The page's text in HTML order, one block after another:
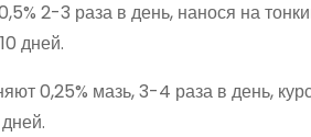
2-3 раза в день, нанося на
дней.
0,25% мазь, 3-4 раза в день,